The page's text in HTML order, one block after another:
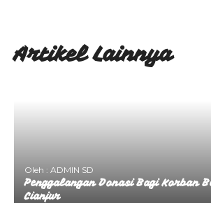
Artikel Lainnya
Oleh : ADMIN SD
Penggalangan Donasi Bagi Korban
Cianjur